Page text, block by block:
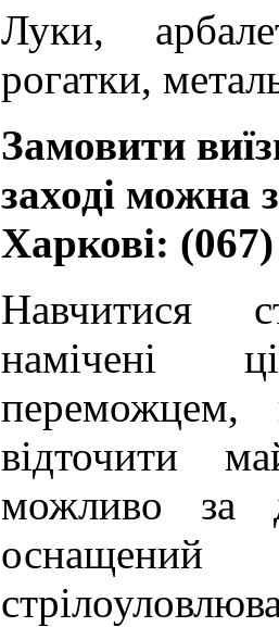
Луки,
рогатки,
Замовити
заході можна
Харкові:
Навчитися
намічені
переможцем,
відточити
можливо за